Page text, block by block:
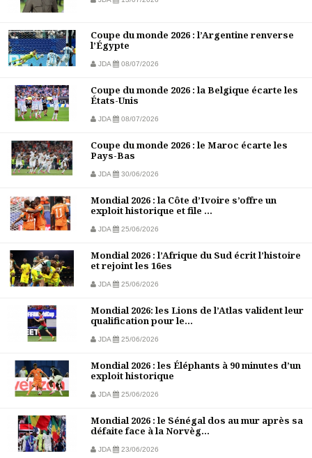
Coupe du monde 2026 : l’Argentine renverse
l’Égypte
JDA 08/07/2026
Coupe du monde 2026 : la Belgique écarte les
États-Unis
JDA 08/07/2026
Coupe du monde 2026 : le Maroc écarte les
Pays-Bas
JDA 30/06/2026
Mondial 2026 : la Côte d’Ivoire s’offre un
exploit historique et file ...
JDA 25/06/2026
Mondial 2026 : l’Afrique du Sud écrit l’histoire
et rejoint les 16es
JDA 25/06/2026
Mondial 2026: les Lions de l’Atlas valident leur
qualification pour le...
JDA 25/06/2026
Mondial 2026 : les Éléphants à 90 minutes d’un
exploit historique
JDA 25/06/2026
Mondial 2026 : le Sénégal dos au mur après sa
défaite face à la Norvèg...
JDA 23/06/2026